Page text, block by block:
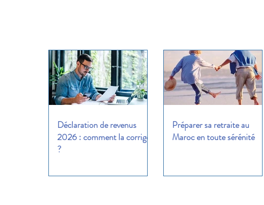
Déclaration de revenus
2026 : comment la corriger
?
Préparer sa retraite au
Maroc en toute sérénité